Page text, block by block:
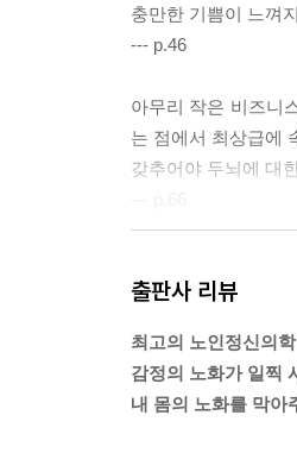
: 불안은 컨트롤할
: 돈에 대해 지나치게
: 금전을 어떻게 운용
: 셰익스피어의 『리
: 문병객이 많이 찾
: 노화를 막는 감정
충만한 기쁨이 느껴
--- p.46
아무리 작은 비즈니
는 점에서 최상급에
갖추어야 두뇌에 대
때문이다.
결국 풍부한 정보를
있는 사람의 격차는
출판사 리뷰
최고의 노인정신의
감정의 노화가 일찍
내 몸의 노화를 막아